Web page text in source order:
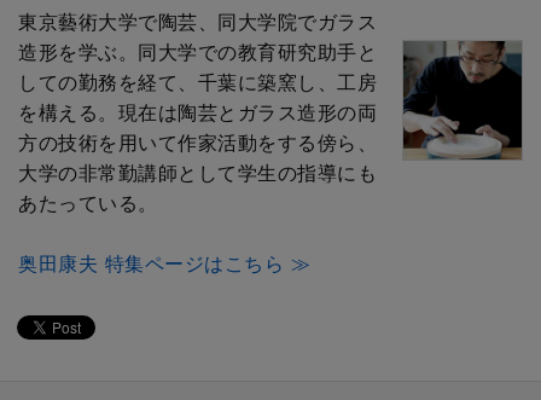
東京藝術大学で陶芸、同大学院でガラス
造形を学ぶ。同大学での教育研究助手と
しての勤務を経て、千葉に築窯し、工房
を構える。現在は陶芸とガラス造形の両
方の技術を用いて作家活動をする傍ら、
大学の非常勤講師として学生の指導にも
あたっている。
奥田康夫 特集ページはこちら ≫